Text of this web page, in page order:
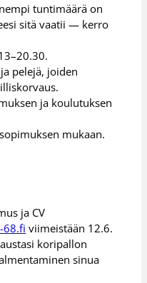
tuntimäärä on
sitä vaatii — kerro
pelejä, joiden
ja koulutuksen
mukaan.
ja CV
68.fi viimeistään 12.6.
koripallon
sinua